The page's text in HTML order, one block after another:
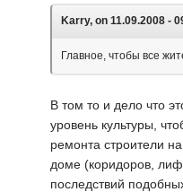
Karry, on 11.09.2008 -
Главное, чтобы все
В том то и дело что
уровень культуры,
ремонта строители
доме (коридоров,
последствий